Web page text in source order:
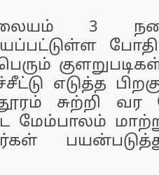
3
எடுத்த
சுற்றி வர
மேம்பாலம்